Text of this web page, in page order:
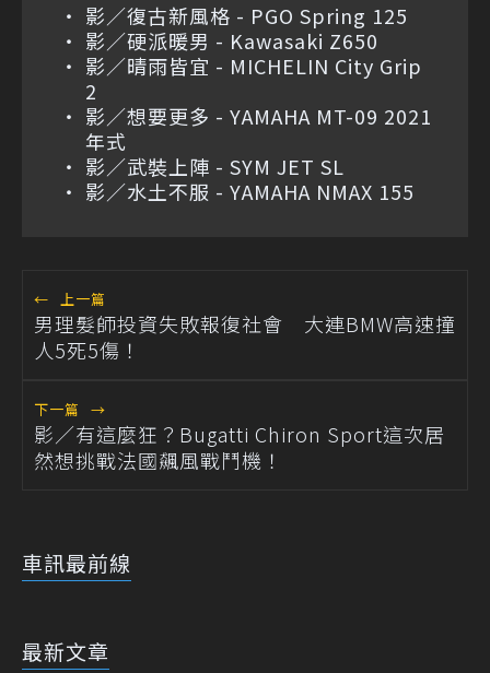
影／復古新風格 - PGO Spring 125
影／硬派暖男 - Kawasaki Z650
影／晴雨皆宜 - MICHELIN City Grip
2
影／想要更多 - YAMAHA MT-09 2021
年式
影／武裝上陣 - SYM JET SL
影／水土不服 - YAMAHA NMAX 155
← 上一篇
男理髮師投資失敗報復社會 大連BMW高速撞
人5死5傷！
下一篇 →
影／有這麼狂？Bugatti Chiron Sport這次居
然想挑戰法國飆風戰鬥機！
車訊最前線
最新文章